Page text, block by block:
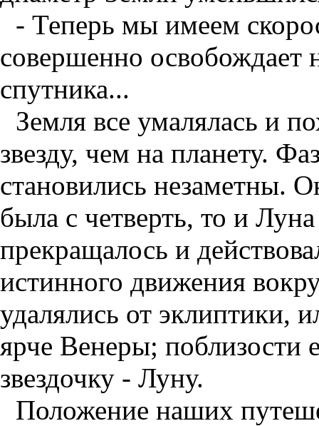
- Теперь мы имеем
совершенно освобождает
спутника...
Земля все умалялась и
звезду, чем на планету.
становились незаметны.
была с четверть, то и
прекращалось и
истинного движения
удалялись от эклиптики,
ярче Венеры; поблизости
звездочку - Луну.
Положение наших